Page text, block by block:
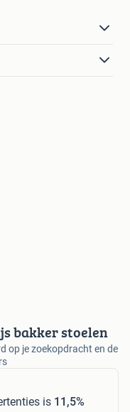
bakker stoelen
op je zoekopdracht en de
is 11,5%